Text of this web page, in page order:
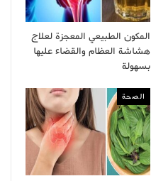
المكون الطبيعي المعجزة لعلاج
هشاشة العظام والقضاء عليها
بسهولة
الصحة